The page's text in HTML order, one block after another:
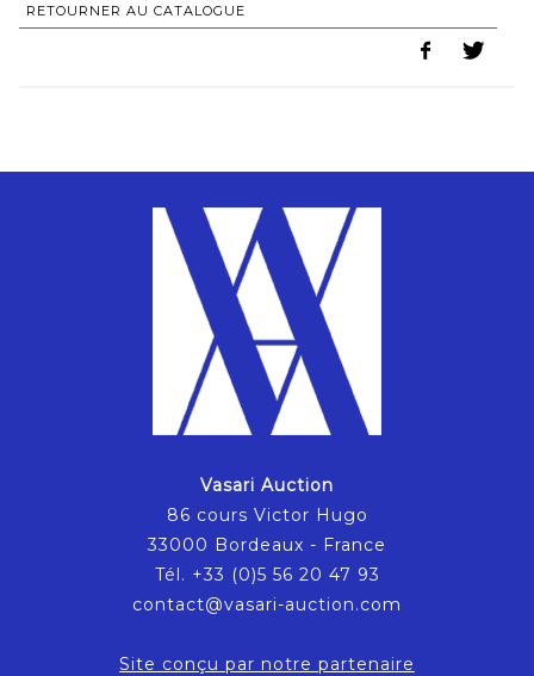
RETOURNER AU CATALOGUE
Vasari Auction
86 cours Victor Hugo
33000 Bordeaux - France
Tél. +33 (0)5 56 20 47 93
contact@vasari-auction.com
Site conçu par notre partenaire